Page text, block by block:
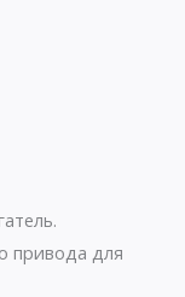
привода для